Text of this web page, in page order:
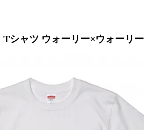
シャツ ウォーリー×ウォーリー